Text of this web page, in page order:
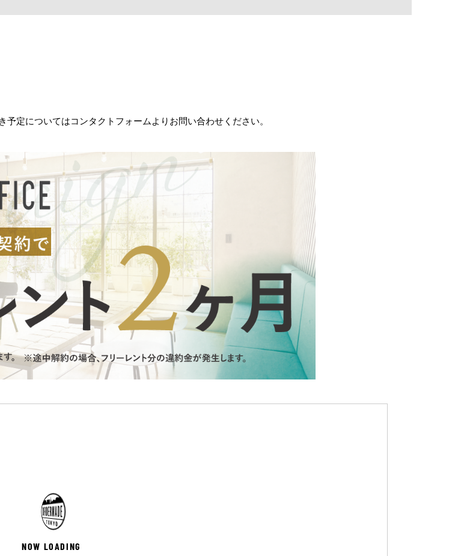
予定についてはコンタクトフォームよりお問い合わせください。
NOW LOADING